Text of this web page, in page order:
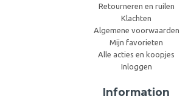
Retourneren en ruilen
Klachten
Algemene voorwaarden
Mijn favorieten
Alle acties en koopjes
Inloggen
Information